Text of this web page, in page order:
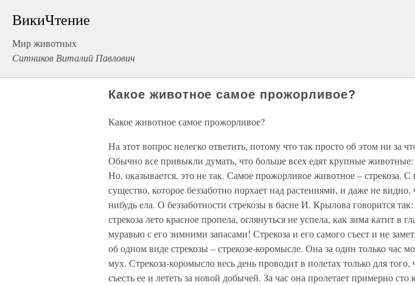
ВикиЧтение
Мир животных
Ситников Виталий Павлович
Какое животное самое прожорливое?
Какое животное самое прожорливое?
На этот вопрос нелегко ответить, потому что так просто об этом ни за
Обычно все привыкли думать, что больше всех едят крупные
Но, оказывается, это не так. Самое прожорливое животное – стрекоза. С
существо, которое беззаботно порхает над растениями, и даже не видно,
нибудь ела. О беззаботности стрекозы в басне И. Крылова говорится
стрекоза лето красное пропела, оглянуться не успела, как зима катит в
муравью с его зимними запасами! Стрекоза и его самого съест и не
об одном виде стрекозы – стрекозе-коромысле. Она за один только час
мух. Стрекоза-коромысло весь день проводит в полетах только для
съесть ее и лететь за новой добычей. За час она пролетает примерно сто